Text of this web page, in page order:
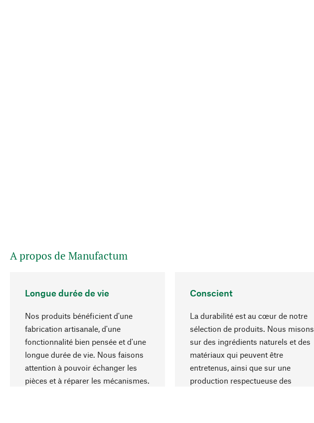
A propos de Manufactum
Longue durée de vie
Nos produits bénéficient d'une
fabrication artisanale, d'une
fonctionnalité bien pensée et d'une
longue durée de vie. Nous faisons
attention à pouvoir échanger les
pièces et à réparer les mécanismes.
Conscient
La durabilité est au cœur de notre
sélection de produits. Nous misons
sur des ingrédients naturels et des
matériaux qui peuvent être
entretenus, ainsi que sur une
production respectueuse des